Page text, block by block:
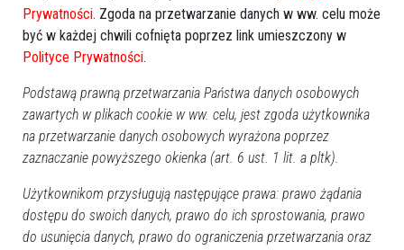
Zobacz również
Potrącenie rowerzystki na
osiedu Stacja. Trwa
poszukiwanie sprawcy
Potrącenie kobiety przy
rondzie Siemowita
Prywatności. Zgoda na przetwarzanie danych w ww. celu może
być w każdej chwili cofnięta poprzez link umieszczony w
Polityce Prywatności.
Podstawą prawną przetwarzania Państwa danych osobowych
zawartych w plikach cookie w ww. celu, jest zgoda użytkownika
na przetwarzanie danych osobowych wyrażona poprzez
zaznaczanie powyższego okienka (art. 6 ust. 1 lit. a pltk).
Użytkownikom przysługują następujące prawa: prawo żądania
dostępu do swoich danych, prawo do ich sprostowania, prawo
do usunięcia danych, prawo do ograniczenia przetwarzania oraz